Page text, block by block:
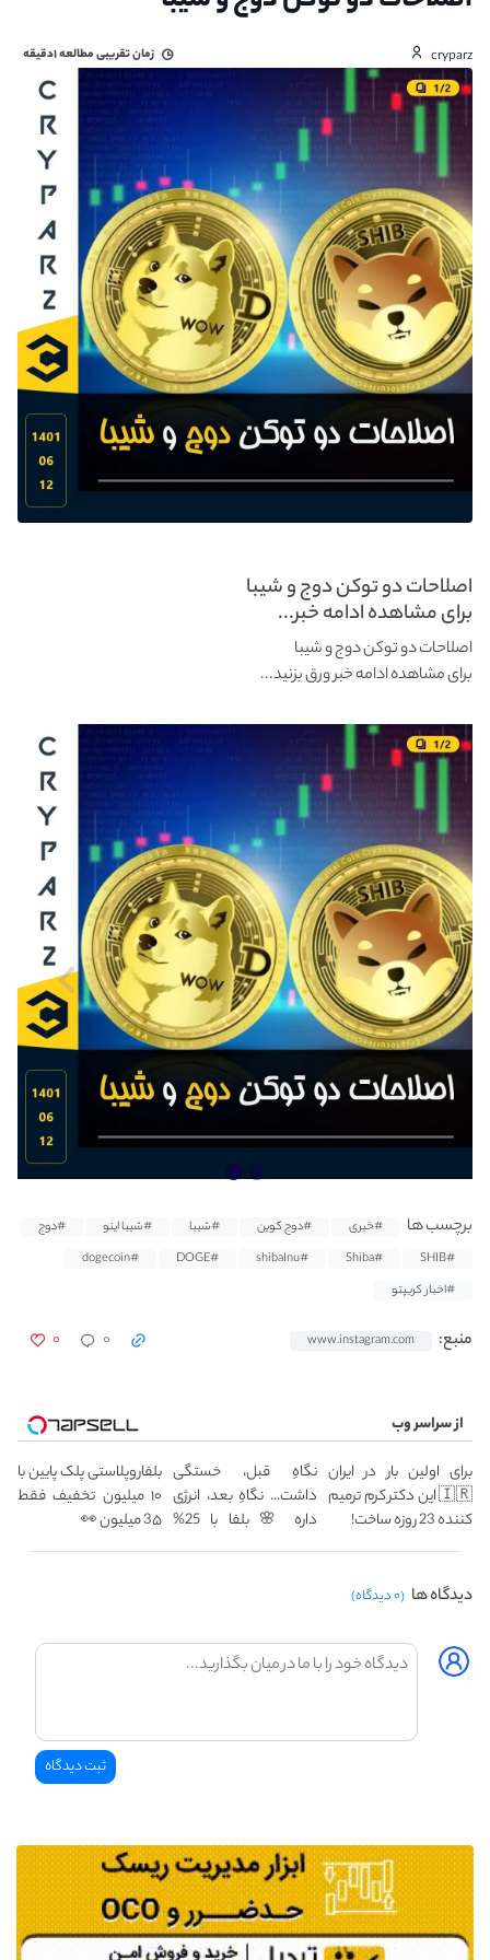
cryparz زمان تقریبی مطالعه۱دقیقه
اصلاحات دو توکن دوج و شیبا
برای مشاهده ادامه خبر...
اصلاحات دو توکن دوج و شیبا
برای مشاهده ادامه خبر ورق بزنید...
برچسب ها #خبری #دوج کوین #شیبا #شیبا اینو
#دوج
#SHIB
#Shiba
#shibaInu
#DOGE
#dogecoin
#اخبار کریپتو
منبع: www.instagram.com ۰ ۰
از سراسر وب
برای اولین بار در ایران
🇮🇷 این دکتر کرم ترمیم
کننده 23 روزه ساخت!
نگاهِ قبل، خستگی
داشت... نگاهِ بعد، انرژی
داره 🌸 بلفا با 25%
تخفیف
بلفاروپلاستی پلک پایین با
۱۰ میلیون تخفیف فقط
3۵ میلیون 👀
دیدگاه ها (۰ دیدگاه)